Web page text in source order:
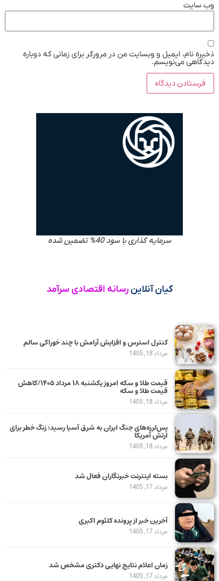
وب‌ سایت
ذخیره نام، ایمیل و وبسایت من در مرورگر برای زمانی که دوباره
دیدگاهی می‌نویسم.
سرمایه گذاری با سود 40% تضمین شده
کیان آنلاین رسانه اقتصادی سرآمد
کنترل استرس و افزایش آرامش با چند خوراکی سالم
مرداد 18, 1405
قیمت طلا و سکه امروز یکشنبه ۱۸ مرداد ۱۴۰۵/کاهش
قیمت طلا و سکه
مرداد 18, 1405
پس‌لرزه‌های جنگ ایران به شرق آسیا رسید؛ زنگ خطر برای
ارتش آمریکا
مرداد 18, 1405
بسته اینترنت خبرنگاران فعال شد
مرداد 17, 1405
آخرین خبر از پرونده کلثوم اکبری
مرداد 17, 1405
زمان اعلام نتایج نهایی دکتری مشخص شد
مرداد 17, 1405